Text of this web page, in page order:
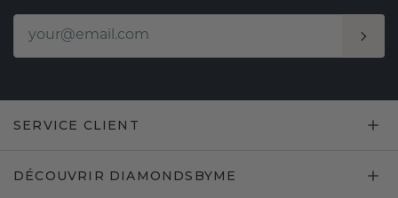
SERVICE CLIENT
DÉCOUVRIR DIAMONDSBYME